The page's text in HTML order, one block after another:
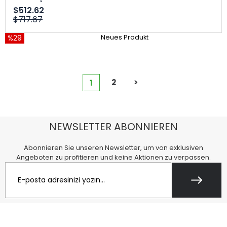
$512.62
$717.67
%29 Neues Produkt
1 2 >
NEWSLETTER ABONNIEREN
Abonnieren Sie unseren Newsletter, um von exklusiven
Angeboten zu profitieren und keine Aktionen zu verpassen.